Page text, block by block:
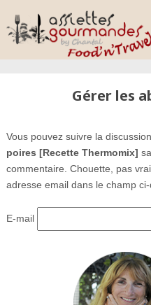
Gérer les
Vous pouvez suivre la
poires [Recette Thermomix]
commentaire. Chouette, pas
adresse email dans le champ ci-
E-mail